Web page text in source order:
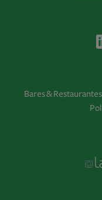
Bares &